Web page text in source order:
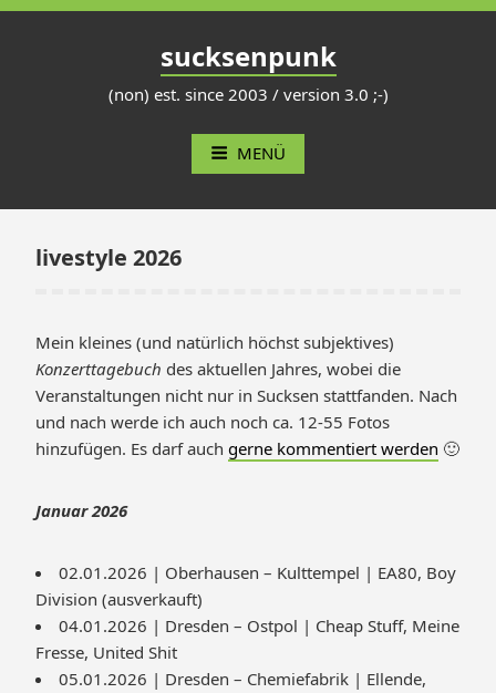
Zum
sucksenpunk
(non) est. since 2003 / version 3.0 ;-)
MENÜ
livestyle 2026
Mein kleines (und natürlich höchst subjektives)
Konzerttagebuch des aktuellen Jahres, wobei die
Veranstaltungen nicht nur in Sucksen stattfanden. Nach
und nach werde ich auch noch ca. 12-55 Fotos
hinzufügen. Es darf auch gerne kommentiert werden 🙂
Januar 2026
02.01.2026 | Oberhausen – Kulttempel | EA80, Boy
Division (ausverkauft)
04.01.2026 | Dresden – Ostpol | Cheap Stuff, Meine
Fresse, United Shit
05.01.2026 | Dresden – Chemiefabrik | Ellende,